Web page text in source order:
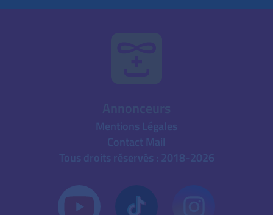
Mentions Légales
Contact Mail
Tous droits réservés : 2018-2026